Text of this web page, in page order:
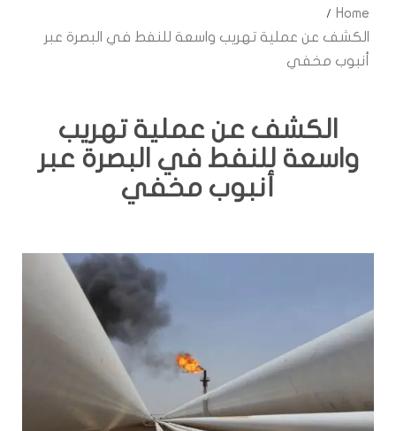
Home
الكشف عن عملية تهريب واسعة للنفط في البصرة عبر
أنبوب مخفي
الكشف عن عملية تهريب
واسعة للنفط في البصرة عبر
أنبوب مخفي